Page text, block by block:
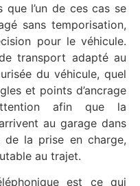
l’un de ces cas se
sans temporisation,
pour le véhicule.
transport adapté au
du véhicule, quel
et points d’ancrage
afin que la
au garage dans
de la prise en charge,
au trajet.
est ce qui